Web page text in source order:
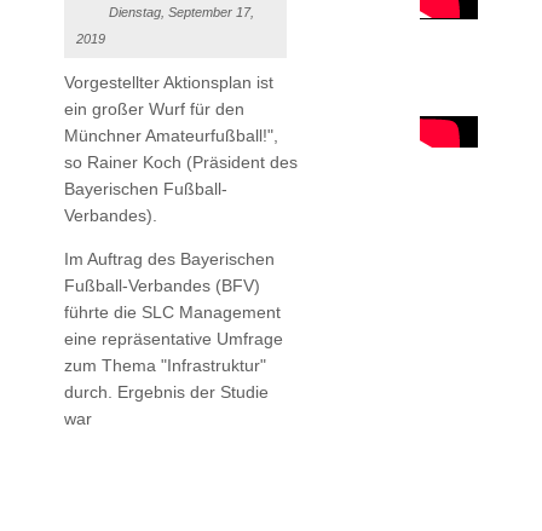
Dienstag, September 17,
2019
Vorgestellter Aktionsplan ist
ein großer Wurf für den
Münchner Amateurfußball!",
so Rainer Koch (Präsident des
Bayerischen Fußball-
Verbandes).
Im Auftrag des Bayerischen
Fußball-Verbandes (BFV)
führte die SLC Management
eine repräsentative Umfrage
zum Thema "Infrastruktur"
durch. Ergebnis der Studie
war